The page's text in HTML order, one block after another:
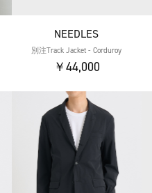
NEEDLES
別注Track Jacket - Corduroy
￥44,000